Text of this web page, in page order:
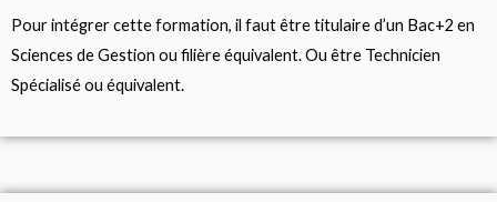
Pour intégrer cette formation, il faut être titulaire d’un Bac+2 en
Sciences de Gestion ou filière équivalent. Ou être Technicien
Spécialisé ou équivalent.